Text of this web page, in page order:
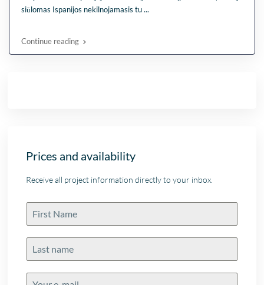
siūlomas Ispanijos nekilnojamasis tu...
Continue reading
Prices and availability
Receive all project information directly to your inbox.